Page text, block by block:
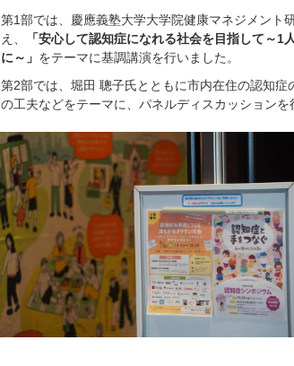
第1部では、慶應義塾大学大学院健康マネジメント
え、
「安心して認知症になれる社会を目指して～
に～」 をテーマに基調講演を行いました。
第2部では、堀田 聰子氏とともに市内在住の認知
の工夫などをテーマに、パネルディスカッションを